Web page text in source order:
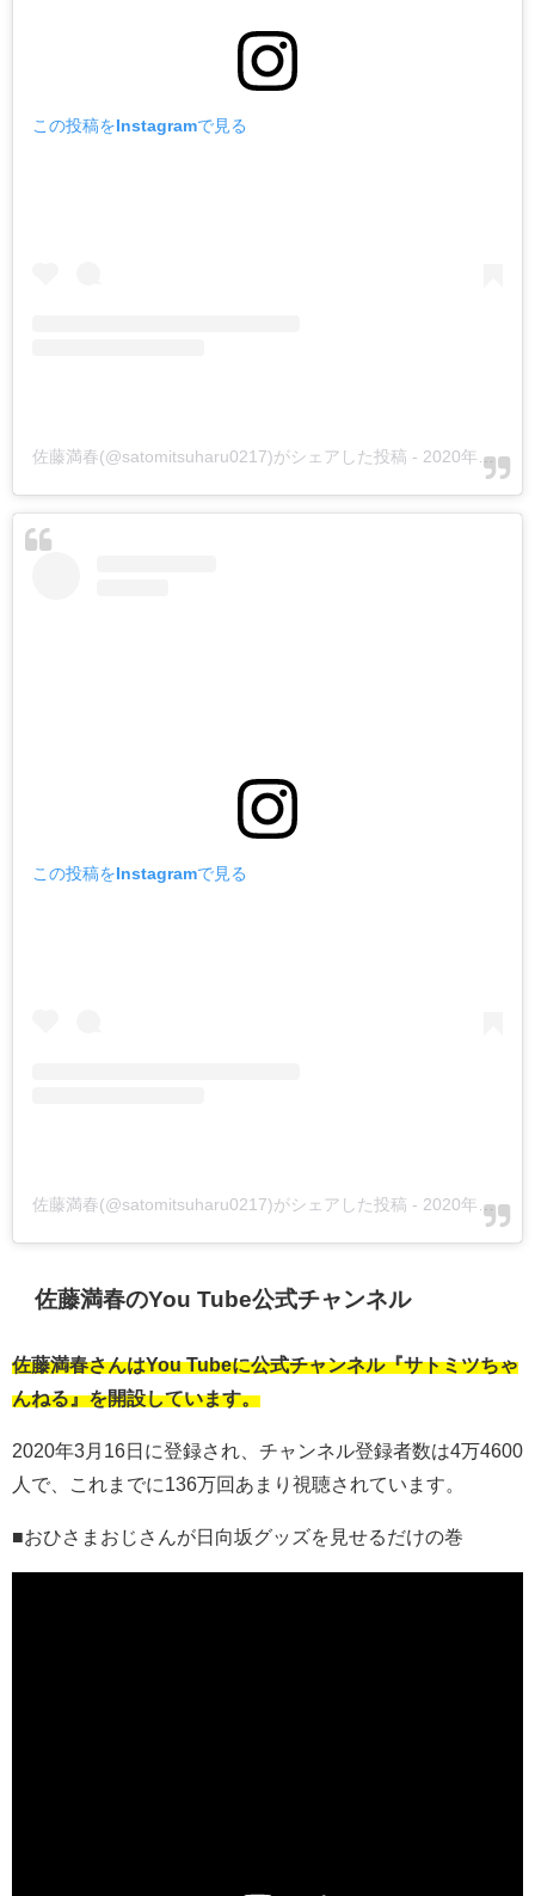
この投稿をInstagramで見る
佐藤満春(@satomitsuharu0217)がシェアした投稿 - 2020年11月月4日午前4時48分PST
この投稿をInstagramで見る
佐藤満春(@satomitsuharu0217)がシェアした投稿 - 2020年11月月3日午後11時08分PST
佐藤満春のYou Tube公式チャンネル
佐藤満春さんはYou Tubeに公式チャンネル『サトミツちゃ
んねる』を開設しています。
2020年3月16日に登録され、チャンネル登録者数は4万4600
人で、これまでに136万回あまり視聴されています。
■おひさまおじさんが日向坂グッズを見せるだけの巻